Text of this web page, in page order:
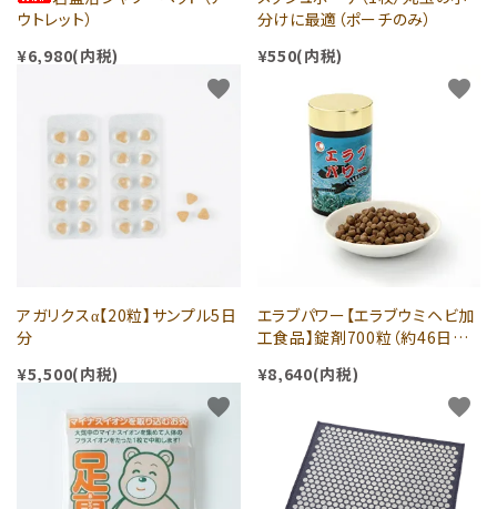
ウトレット）
¥6,980(内税)
分けに最適（ポーチのみ）
¥550(内税)
アガリクスα【20粒】サンプル5日
分
¥5,500(内税)
favorite
エラブパワー【エラブウミヘビ加
工食品】錠剤700粒（約46日分）
¥8,640(内税)
favorite
favorite favorite